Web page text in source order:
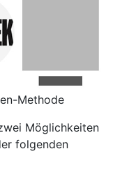
Methode
Möglichkeiten
folgenden